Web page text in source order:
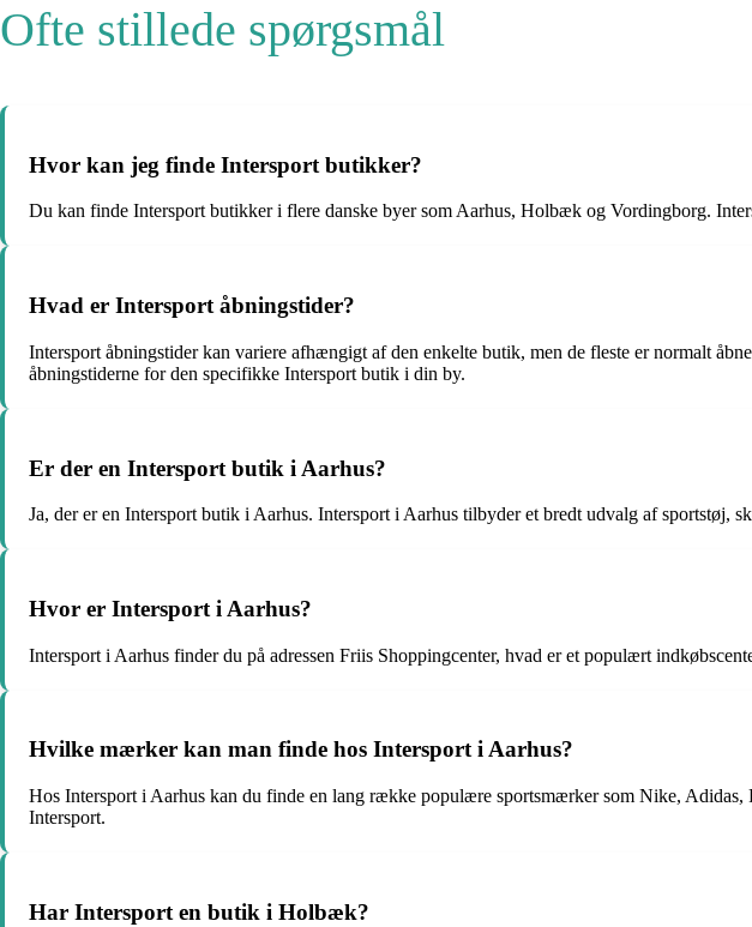
Ofte stillede spørgsmål
Hvor kan jeg finde Intersport butikker?
Du kan finde Intersport butikker i flere danske byer som Aarhus, Holbæk og Vordingborg.
Hvad er Intersport åbningstider?
Intersport åbningstider kan variere afhængigt af den enkelte butik, men de fleste er normalt
åbningstiderne for den specifikke Intersport butik i din by.
Er der en Intersport butik i Aarhus?
Ja, der er en Intersport butik i Aarhus. Intersport i Aarhus tilbyder et bredt udvalg af sportstøj,
Hvor er Intersport i Aarhus?
Intersport i Aarhus finder du på adressen Friis Shoppingcenter, hvad er et populært
Hvilke mærker kan man finde hos Intersport i Aarhus?
Hos Intersport i Aarhus kan du finde en lang række populære sportsmærker som Nike,
Intersport.
Har Intersport en butik i Holbæk?